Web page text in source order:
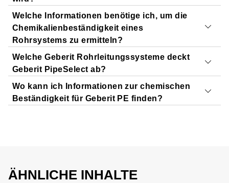
Geberit PipeSelect deckt Standardanwendungen ab, die
sich ohne weiterführende Information beantworten
gerne zur Verfügung.
Kontakt aufnehmen
Welche Informationen benötige ich, um die
Chemikalienbeständigkeit eines
Rohrsystems zu ermitteln?
Je nach Anwendung werden Informationen wie
Rohrdurchmesserabgefragt.
Welche Geberit Rohrleitungssysteme deckt
Geberit PipeSelect ab?
Aktuell deckt Geberit PipeSelect die Versorgungssysteme
Wo kann ich Informationen zur chemischen
Beständigkeit für Geberit PE finden?
ÄHNLICHE INHALTE